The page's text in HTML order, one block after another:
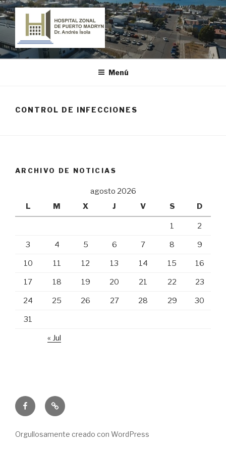
Ir
al
contenido
HOSPITAL ZONAL DE PUERTO
"Dr. Andrés Ísola"
Menú
CONTROL DE INFECCIONES
ARCHIVO DE NOTICIAS
agosto 2026
L
M X J V S D
1 2
3 4 5 6 7 8 9
10 11 12 13 14 15 16
17 18 19 20 21 22 23
24 25 26 27 28 29 30
31
« Jul
Hospital
Zonal
Correo
electrónico
Orgullosamente creado con WordPress